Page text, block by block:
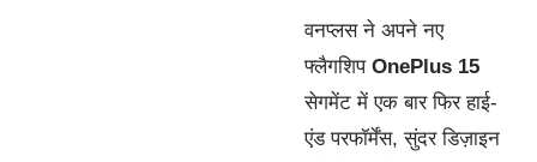
वनप्लस ने अपने नए
फ्लैगशिप OnePlus 15
सेगमेंट में एक बार फिर हाई-
एंड परफॉर्मेंस, सुंदर डिज़ाइन